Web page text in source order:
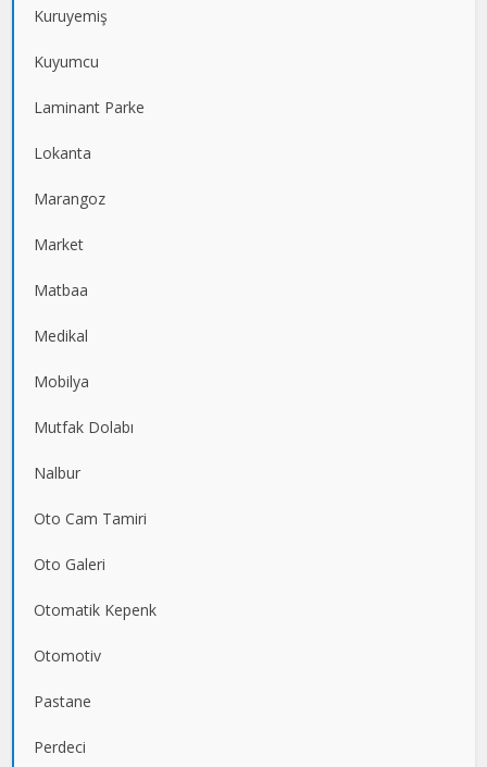
Kuruyemiş
Kuyumcu
Laminant Parke
Lokanta
Marangoz
Market
Matbaa
Medikal
Mobilya
Mutfak Dolabı
Nalbur
Oto Cam Tamiri
Oto Galeri
Otomatik Kepenk
Otomotiv
Pastane
Perdeci